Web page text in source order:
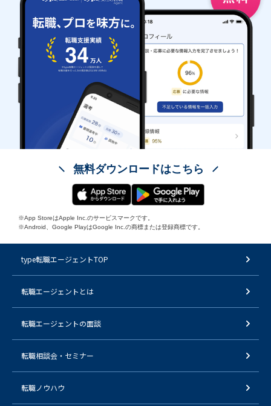
無料ダウンロードはこちら
※App StoreはApple Inc.のサービスマークです。
※Android、Google PlayはGoogle Inc.の商標または登録商標です。
type転職エージェントTOP
転職エージェントとは
転職エージェントの面談
転職相談会・セミナー
転職ノウハウ